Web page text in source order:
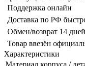
Поддержка онлайн
Доставка по РФ
Обмен/возврат 14 дней
Товар ввезён
Характеристики
Материал корпуса /